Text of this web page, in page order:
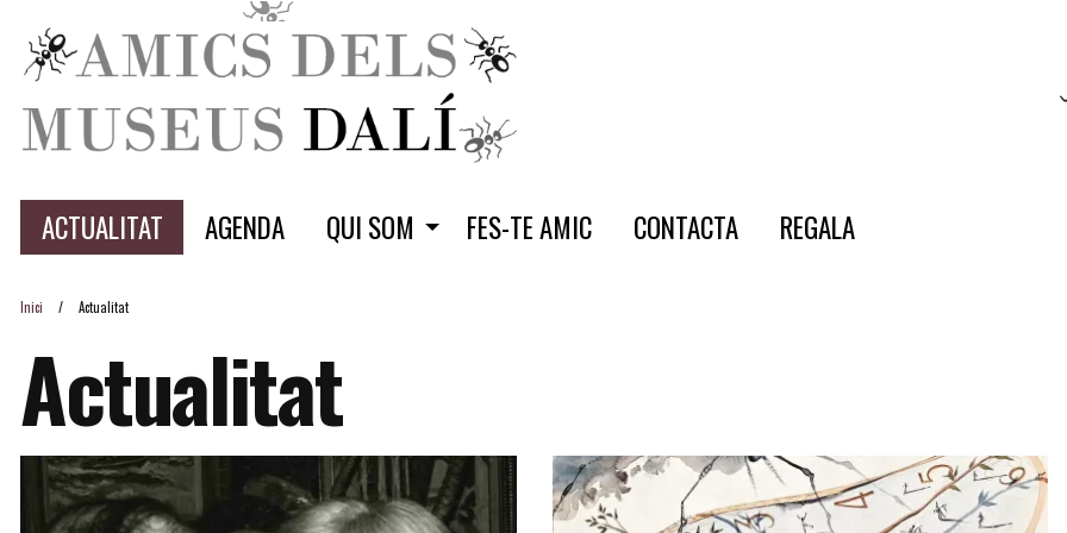
ACTUALITAT AGENDA QUI SOM FES-TE AMIC CONTACTA REGALA
Inici Actualitat
Actualitat